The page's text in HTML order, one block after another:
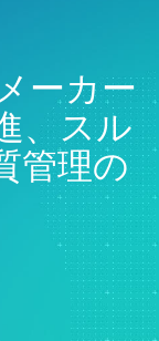
ーカー
、スル
管理の